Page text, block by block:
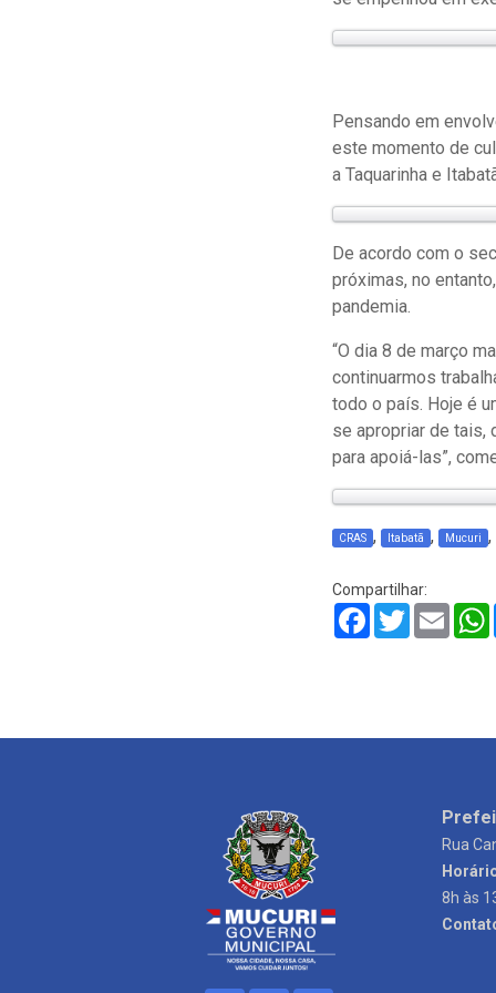
Pensando em
este momento de
a Taquarinha e
De acordo com o
próximas, no
pandemia.
“O dia 8 de março
continuarmos
todo o país. Hoje é
se apropriar de tais,
para apoiá-las”,
CRAS , Itabatã , Mucuri ,
Compartilhar:
Facebook
TwitterEmail
Rua
8h às